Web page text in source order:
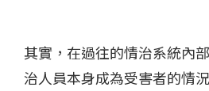
其實，在過往的情治系統內
治人員本身成為受害者的情